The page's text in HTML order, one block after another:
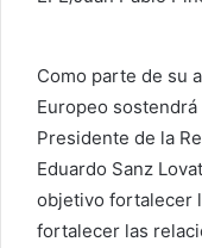
Como parte de su
Europeo
Presidente de la
Eduardo Sanz
objetivo fortalecer
fortalecer las